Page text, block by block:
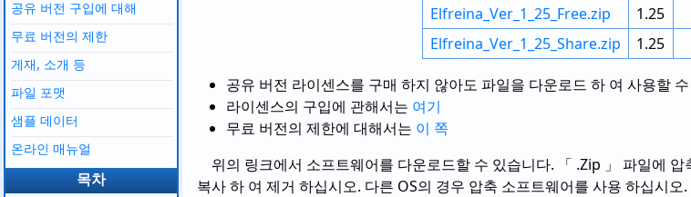
Elfreina_Ver_1_25_Free.zip
1.25
Elfreina_Ver_1_25_Share.zip
1.25
공유 버전 라이센스를 구매 하지 않아도 파일을 다운로드 하 여 사용할
라이센스의 구입에 관해서는 여기
무료 버전의 제한에 대해서는 이 쪽
위의 링크에서 소프트웨어를 다운로드할 수 있습니다. 「 .Zip 」 파일에
복사 하 여 제거 하십시오. 다른 OS의 경우 압축 소프트웨어를 사용 하십시오.
공유 버전 구입에 대해
무료 버전의 제한
게재, 소개 등
파일 포맷
샘플 데이터
온라인 매뉴얼
목차